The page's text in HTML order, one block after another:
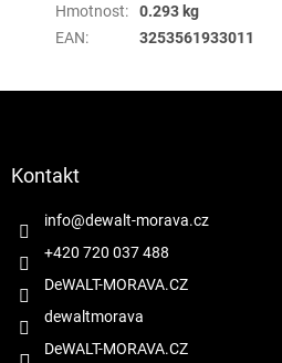
Hmotnost:
0.293 kg
EAN: 3253561933011
Kontakt
info@dewalt-morava.cz
+420 720 037 488
DeWALT-MORAVA.CZ
dewaltmorava
DeWALT-MORAVA.CZ